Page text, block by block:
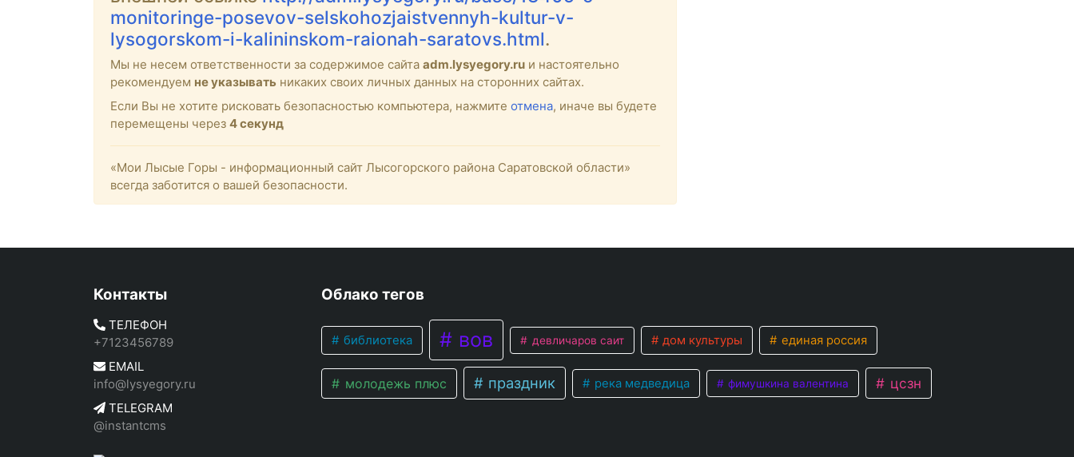
monitoringe-posevov-selskohozjaistvennyh-kultur-v-
lysogorskom-i-kalininskom-raionah-saratovs.html.
Мы не несем ответственности за содержимое сайта adm.lysyegory.ru и настоятельно
рекомендуем не указывать никаких своих личных данных на сторонних сайтах.
Если Вы не хотите рисковать безопасностью компьютера, нажмите отмена, иначе вы будете
перемещены через 4секунд
«Мои Лысые Горы - информационный сайт Лысогорского района Саратовской области»
всегда заботится о вашей безопасности.
Контакты
ТЕЛЕФОН
+7123456789
EMAIL
info@lysyegory.ru
TELEGRAM
@instantcms
Облако тегов
библиотека вов девличаров саит дом культуры единая россия
молодежь плюс праздник река медведица фимушкина валентина цсзн